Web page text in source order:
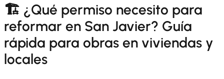
🏗️ ¿Qué permiso necesito para
reformar en San Javier? Guía
rápida para obras en viviendas y
locales